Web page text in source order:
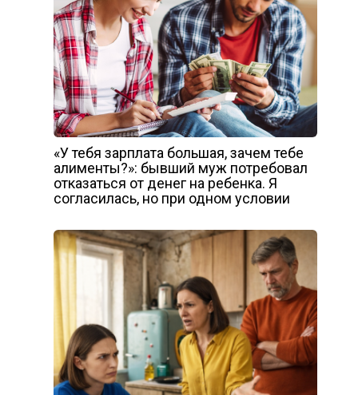
«У тебя зарплата большая, зачем тебе
алименты?»: бывший муж потребовал
отказаться от денег на ребенка. Я
согласилась, но при одном условии